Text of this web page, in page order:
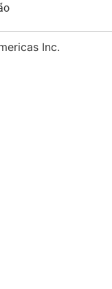
Inc.